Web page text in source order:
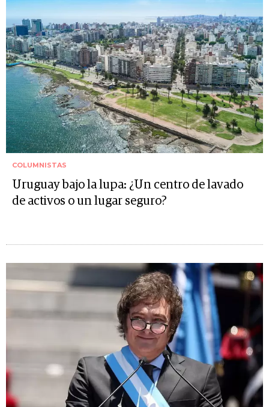
COLUMNISTAS
Uruguay bajo la lupa: ¿Un centro de lavado
de activos o un lugar seguro?